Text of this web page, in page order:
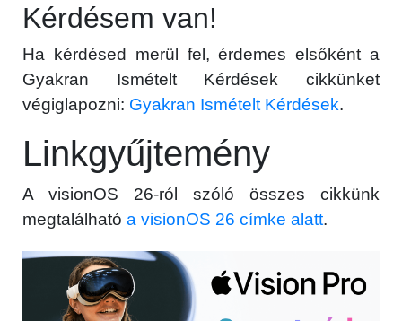
Kérdésem van!
Ha kérdésed merül fel, érdemes elsőként a
Gyakran Ismételt Kérdések cikkünket
végiglapozni: Gyakran Ismételt Kérdések.
Linkgyűjtemény
A visionOS 26-ról szóló összes cikkünk
megtalálható a visionOS 26 címke alatt.